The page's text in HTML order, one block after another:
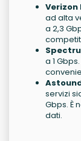
Verizon
ad alta
a 2,3
a 1
servizi
Gbps. È
dati.